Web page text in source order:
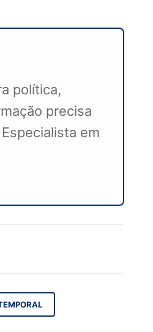
política,
precisa
em